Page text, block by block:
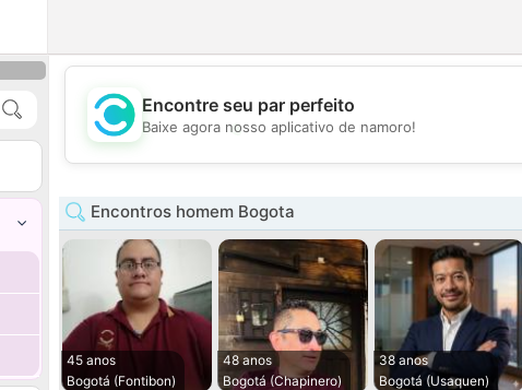
💕
Encontre seu par perfeito
Baixe agora nosso aplicativo de namoro!
Encontros homem Bogota
45 anos
Bogotá (Fontibon)
48 anos
Bogotá (Chapinero)
38 anos
Bogotá (Usaquen)